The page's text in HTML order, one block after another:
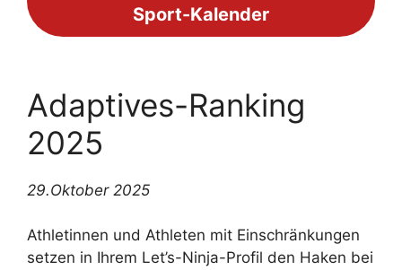
Sport-Kalender
Adaptives-Ranking
2025
29.Oktober 2025
Athletinnen und Athleten mit Einschränkungen
setzen in Ihrem Let’s-Ninja-Profil den Haken bei